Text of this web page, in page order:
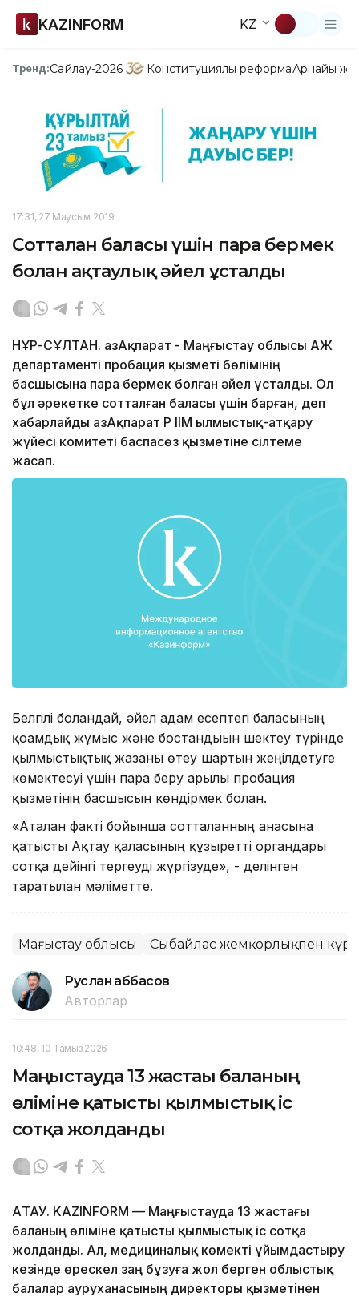
KAZINFORM KZ
Тренд:Сайлау-2026 Конституциялық реформаАрнайы
17:31, 27 Маусым 2019
Сотталған баласы үшін пара бермек
болған ақтаулық әйел ұсталды
НҰР-СҰЛТАН. ҚазАқпарат - Маңғыстау облысы ҚАЖ
департаменті пробация қызметі бөлімінің
басшысына пара бермек болған әйел ұсталды. Ол
бұл әрекетке сотталған баласы үшін барған, деп
хабарлайды ҚазАқпарат ҚР ІІМ Қылмыстық-атқару
жүйесі комитетi баспасөз қызметіне сілтеме
жасап.
Белгілі болғандай, әйел адам есептегі баласының
қоғамдық жұмыс және бостандығын шектеу түрінде
қылмыстықтық жазаны өтеу шартын жеңілдетуге
көмектесуі үшін пара беру арылы пробация
қызметінің басшысын көндірмек болған.
«Аталған факті бойынша сотталғанның анасына
қатысты Ақтау қаласының құзыретті органдары
сотқа дейінгі тергеуді жүргізуде», - делінген
таратылған мәліметте.
Маңғыстау облысы Сыбайлас жемқорлықпен
Руслан Ғаббасов
Авторлар
10:48, 10 Тамыз 2026
Маңғыстауда 13 жастағы баланың
өліміне қатысты қылмыстық іс
сотқа жолданды
АҚТАУ. KAZINFORM — Маңғыстауда 13 жастағы
баланың өліміне қатысты қылмыстық іс сотқа
жолданды. Ал, медициналық көмекті ұйымдастыру
кезінде өрескел заң бұзуға жол берген облыстық
балалар ауруханасының директоры қызметінен